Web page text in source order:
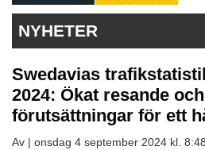
ANNONSERA
NYHETER
Swedavias
2024: Ökat resande
förutsättningar för ett
Av | onsdag 4 september 2024 kl. 8:48